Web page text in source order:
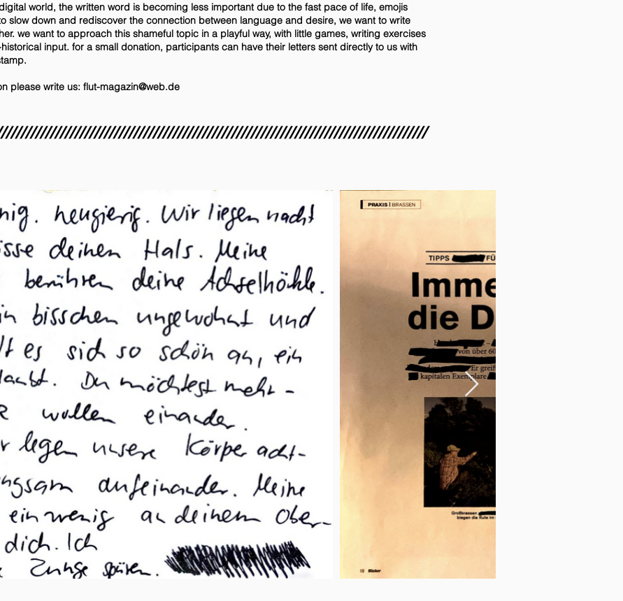
world, the written word is becoming less important due to the fast pace of life, emojis
slow down and rediscover the connection between language and desire, we want to write
we want to approach this shameful topic in a playful way, with little games, writing exercises
input. for a small donation, participants can have their letters sent directly to us with
please write us: flut-magazin@web.de